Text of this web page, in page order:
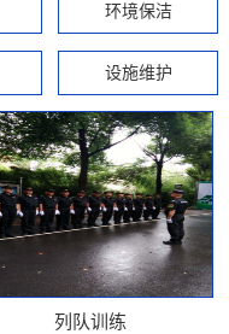
环境保洁
设施维护
列队训练